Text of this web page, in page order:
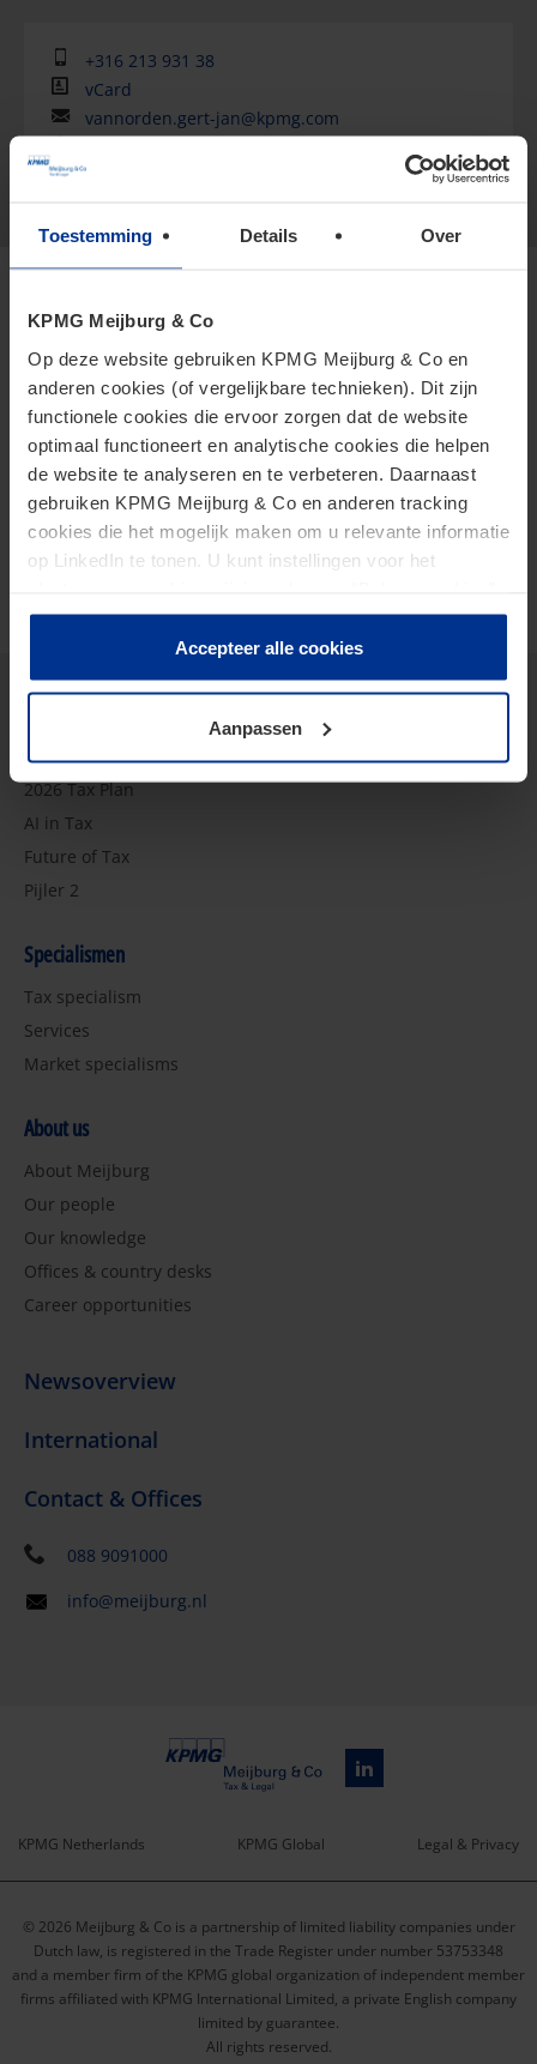
Toestemming Details Over
KPMG Meijburg & Co
Op deze website gebruiken KPMG Meijburg & Co en
anderen cookies (of vergelijkbare technieken). Dit zijn
functionele cookies die ervoor zorgen dat de website
optimaal functioneert en analytische cookies die helpen
de website te analyseren en te verbeteren. Daarnaast
gebruiken KPMG Meijburg & Co en anderen tracking
cookies die het mogelijk maken om u relevante informatie
op LinkedIn te tonen. U kunt instellingen voor het
te klikken. Als u op “Accepteer alle cookies” klikt, geeft u
toestemming voor het gebruik van alle cookies. Deze
toestemming kunt u altijd weer intrekken.
Accepteer alle cookies
Aanpassen
+316 213 931 38
vCard
vannorden.gert-jan@kpmg.com
Specialisms
Publications
2026 Tax Plan
AI in Tax
Future of Tax
Pijler 2
Specialismen
Tax specialism
Services
Market specialisms
About us
About Meijburg
Our people
Our knowledge
Offices & country desks
Career opportunities
Newsoverview
International
Contact & Offices
088 9091000
info@meijburg.nl
Service
menu
KPMG Netherlands KPMG Global Legal & Privacy
© 2026 Meijburg & Co is a partnership of limited liability companies under
Dutch law, is registered in the Trade Register under number 53753348
and a member firm of the KPMG global organization of independent member
firms affiliated with KPMG International Limited, a private English company
limited by guarantee.
All rights reserved.